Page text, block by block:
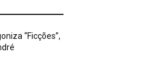
“Ficções”,